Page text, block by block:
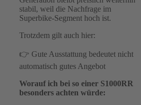
stabil, weil die Nachfrage im
Superbike-Segment hoch ist.
Trotzdem gilt auch hier:
👉 Gute Ausstattung bedeutet nicht
automatisch gutes Angebot
Worauf ich bei so einer S1000RR
besonders achten würde: